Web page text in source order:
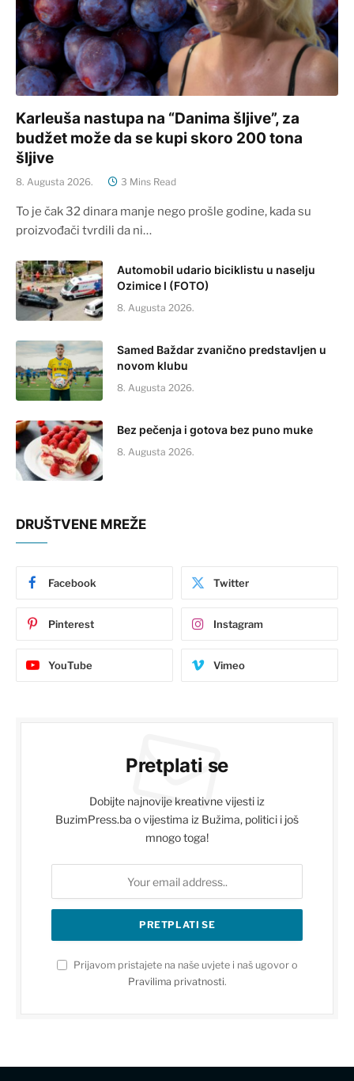
Karleuša nastupa na “Danima šljive”, za
budžet može da se kupi skoro 200 tona
šljive
8. Augusta 2026. 3 Mins Read
To je čak 32 dinara manje nego prošle godine, kada su
proizvođači tvrdili da ni…
Automobil udario biciklistu u naselju
Ozimice I (FOTO)
8. Augusta 2026.
Samed Baždar zvanično predstavljen u
novom klubu
8. Augusta 2026.
Bez pečenja i gotova bez puno muke
8. Augusta 2026.
DRUŠTVENE MREŽE
Facebook Twitter
Pinterest Instagram
YouTube Vimeo
Pretplati se
Dobijte najnovije kreativne vijesti iz
BuzimPress.ba o vijestima iz Bužima, politici i još
mnogo toga!
Prijavom pristajete na naše uvjete i naš ugovor o
Pravilima privatnosti.